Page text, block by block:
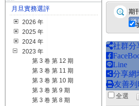
月旦實務選評
2026 年
2025 年
2024 年
2023 年
第 3 卷 第 12 期
第 3 卷 第 11 期
第 3 卷 第 10 期
第 3 卷 第 9 期
第 3 卷 第 8 期
期
社群分
Line
分享網
友善列
全選